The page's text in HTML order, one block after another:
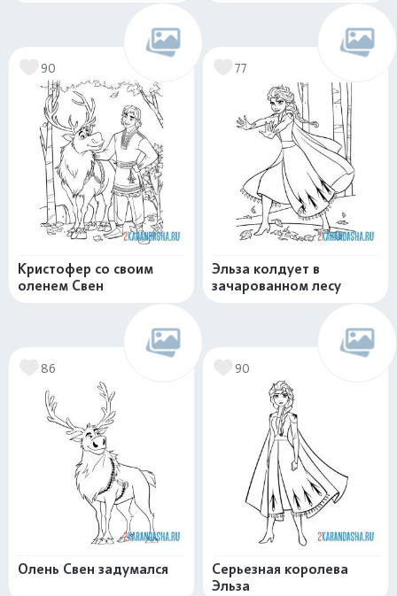
90
Кристофер со своим
оленем Свен
77
Эльза колдует в
зачарованном лесу
86
Олень Свен задумался
90
Серьезная королева
Эльза